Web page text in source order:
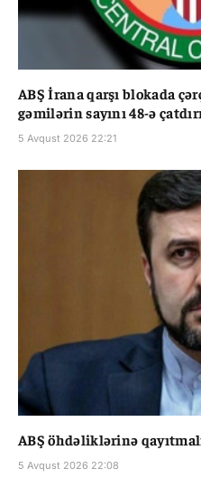
ABŞ İrana qarşı blokada
gəmilərin sayını 48-ə
5 Avqust 2026 22:21
ABŞ öhdəliklərinə
5 Avqust 2026 22:08